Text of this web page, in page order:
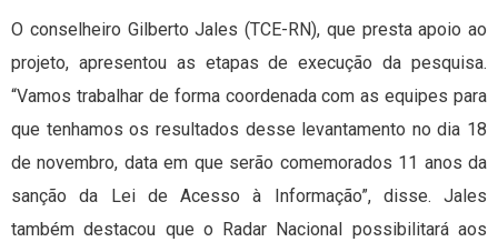
O conselheiro Gilberto Jales (TCE-RN), que presta apoio ao
projeto, apresentou as etapas de execução da pesquisa.
“Vamos trabalhar de forma coordenada com as equipes para
que tenhamos os resultados desse levantamento no dia 18
de novembro, data em que serão comemorados 11 anos da
sanção da Lei de Acesso à Informação”, disse. Jales
também destacou que o Radar Nacional possibilitará aos